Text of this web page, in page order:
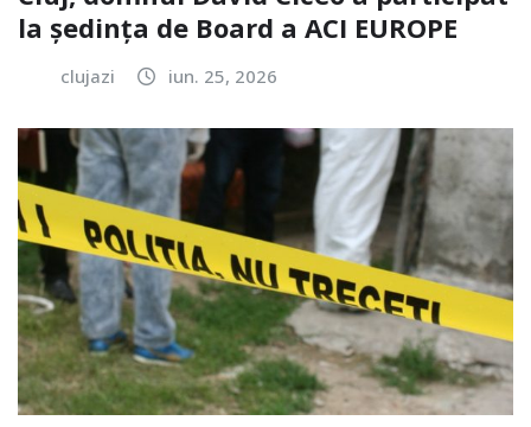
la ședința de Board a ACI EUROPE
clujazi iun. 25, 2026